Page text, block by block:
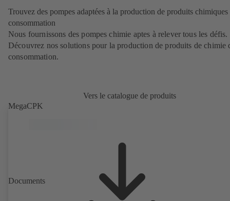
Trouvez des pompes adaptées à la production de produits chimiques
consommation
Nous fournissons des pompes chimie aptes à relever tous les défis.
Découvrez nos solutions pour la production de produits de chimie
consommation.
Vers le catalogue de produits
MegaCPK
Documents